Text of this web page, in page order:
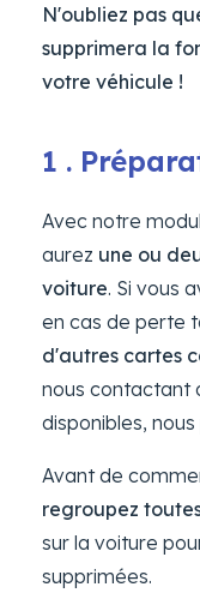
N'oubliez pas
supprimera la
votre véhicule !
1 .
Avec notre
aurez une ou
voiture. Si vous
en cas de perte
d'autres cartes
nous contactant
disponibles,
Avant de
regroupez
sur la voiture
supprimées.